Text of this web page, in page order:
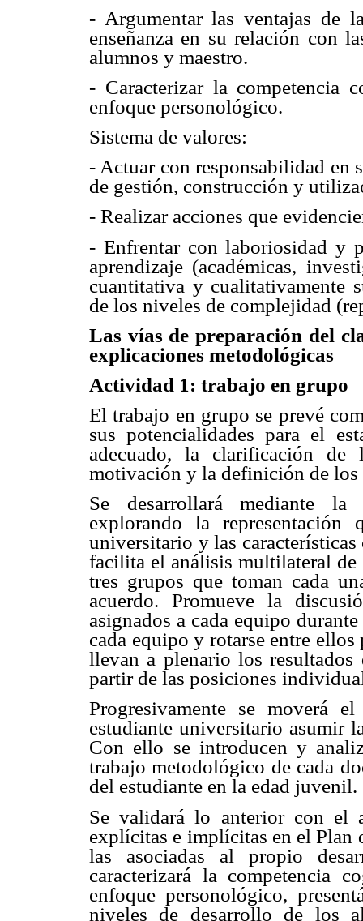
- Argumentar las ventajas de
enseñanza en su relación con
alumnos y maestro.
- Caracterizar la competencia
enfoque personológico.
Sistema de valores:
- Actuar con responsabilidad en
de gestión, construcción y
- Realizar acciones que
- Enfrentar con laboriosidad y
aprendizaje (académicas,
cuantitativa y cualitativamente
de los niveles de complejidad
Las vías de preparación del
explicaciones metodológicas
Actividad 1: trabajo en grupo
El trabajo en grupo se prevé
sus potencialidades para el
adecuado, la clarificación de
motivación y la definición de
Se desarrollará mediante la
explorando la representación
universitario y las
facilita el análisis multilateral
tres grupos que toman cada
acuerdo. Promueve la
asignados a cada equipo
cada equipo y rotarse entre
llevan a plenario los
partir de las posiciones
Progresivamente se moverá
estudiante universitario asumir
Con ello se introducen y
trabajo metodológico de cada
del estudiante en la edad juvenil.
Se validará lo anterior con el
explícitas e implícitas en el Plan
las asociadas al propio
caracterizará la competencia
enfoque personológico,
niveles de desarrollo de los